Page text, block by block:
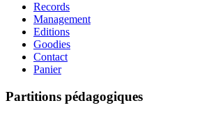
Records
Management
Editions
Goodies
Contact
Panier
Partitions pédagogiques